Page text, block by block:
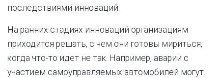
последствиями инноваций.
На ранних стадиях инноваций организациям
приходится решать, с чем они готовы мириться,
когда что-то идет не так. Например, аварии с
участием самоуправляемых автомобилей могут